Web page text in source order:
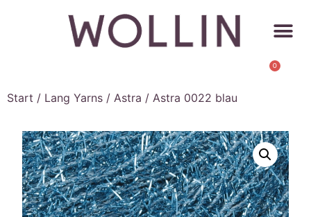
0
Start / Lang Yarns / Astra / Astra 0022 blau